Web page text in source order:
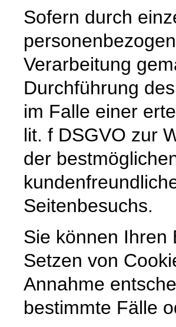
Sofern durch
Verarbeitung
Durchführung
im Falle einer
lit. f DSGVO zur
der
Seitenbesuchs.
Sie können Ihren
Setzen von
Annahme
bestimmte Fälle